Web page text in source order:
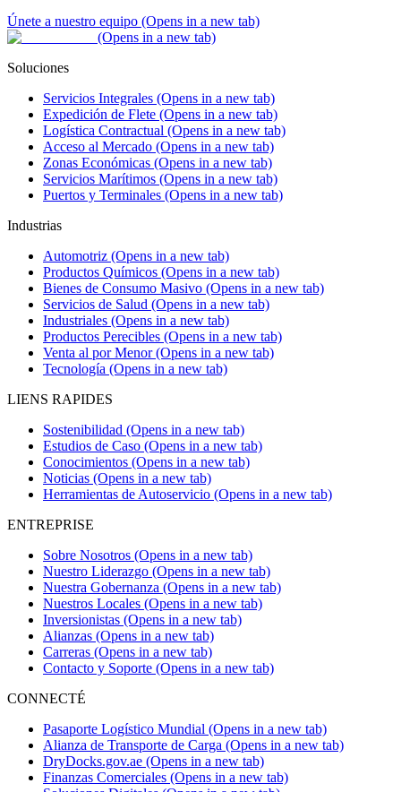
Únete a nuestro equipo (Opens in a new tab)
(Opens in a new tab)
Soluciones
Servicios Integrales (Opens in a new tab)
Expedición de Flete (Opens in a new tab)
Logística Contractual (Opens in a new tab)
Acceso al Mercado (Opens in a new tab)
Zonas Económicas (Opens in a new tab)
Servicios Marítimos (Opens in a new tab)
Puertos y Terminales (Opens in a new tab)
Industrias
Automotriz (Opens in a new tab)
Productos Químicos (Opens in a new tab)
Bienes de Consumo Masivo (Opens in a new tab)
Servicios de Salud (Opens in a new tab)
Industriales (Opens in a new tab)
Productos Perecibles (Opens in a new tab)
Venta al por Menor(Opens in a new tab)
Tecnología (Opens in a new tab)
LIENS RAPIDES
Sostenibilidad (Opens in a new tab)
Estudios de Caso (Opens in a new tab)
Conocimientos (Opens in a new tab)
Noticias (Opens in a new tab)
Herramientas de Autoservicio (Opens in a new tab)
ENTREPRISE
Sobre Nosotros (Opens in a new tab)
Nuestro Liderazgo (Opens in a new tab)
Nuestra Gobernanza (Opens in a new tab)
Nuestros Locales (Opens in a new tab)
Inversionistas (Opens in a new tab)
Alianzas (Opens in a new tab)
Carreras (Opens in a new tab)
Contacto y Soporte (Opens in a new tab)
CONNECTÉ
Pasaporte Logístico Mundial (Opens in a new tab)
Alianza de Transporte de Carga (Opens in a new tab)
DryDocks.gov.ae (Opens in a new tab)
Finanzas Comerciales (Opens in a new tab)